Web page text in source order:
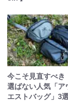
今こそ見直すべき
選ばない人気「ア
エストバッグ」3